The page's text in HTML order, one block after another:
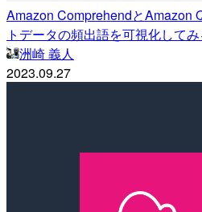
Amazon ComprehendとAmazon
トデータの頻出語を可視化してみ
洲崎 義人
2023.09.27